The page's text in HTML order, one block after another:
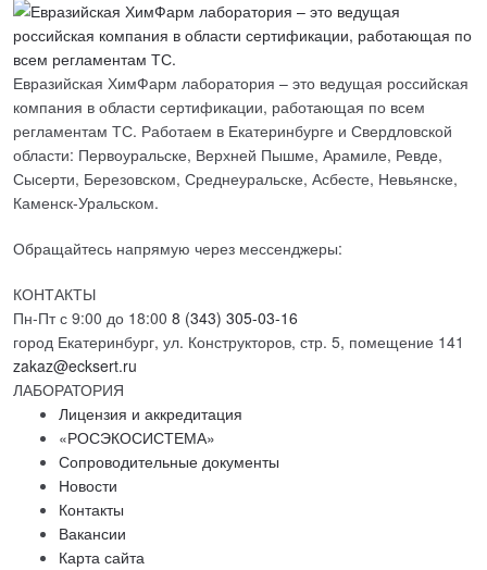
Евразийская ХимФарм лаборатория – это ведущая российская
компания в области сертификации, работающая по всем
регламентам ТС. Работаем в Екатеринбурге и Свердловской
области: Первоуральске, Верхней Пышме, Арамиле, Ревде,
Сысерти, Березовском, Среднеуральске, Асбесте, Невьянске,
Каменск-Уральском.
Обращайтесь напрямую через мессенджеры:
КОНТАКТЫ
Пн-Пт с 9:00 до 18:00 8 (343) 305-03-16
город Екатеринбург, ул. Конструкторов, стр. 5, помещение 141
zakaz@ecksert.ru
ЛАБОРАТОРИЯ
Лицензия и аккредитация
«РОСЭКОСИСТЕМА»
Сопроводительные документы
Новости
Контакты
Вакансии
Карта сайта